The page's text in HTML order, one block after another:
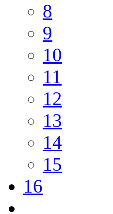
8
9
10
11
12
13
14
15
16